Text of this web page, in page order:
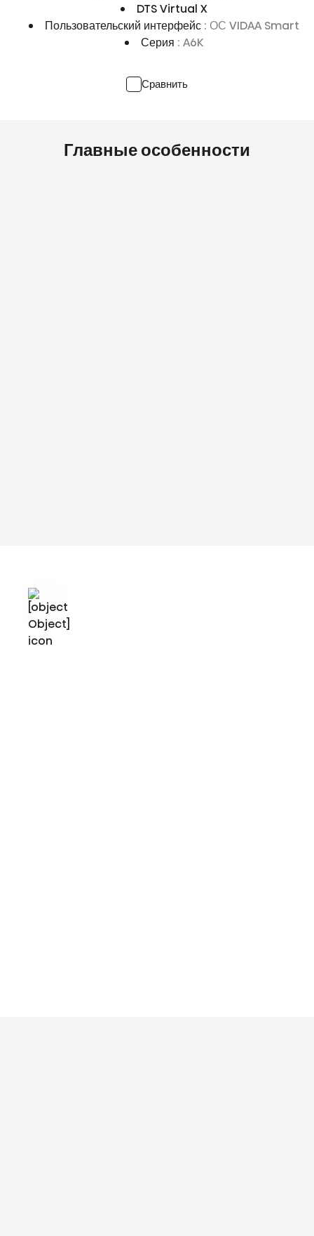
DTS Virtual X
Пользовательский интерфейс : ОС VIDAA Smart
Серия : A6K
Сравнить
Главные особенности